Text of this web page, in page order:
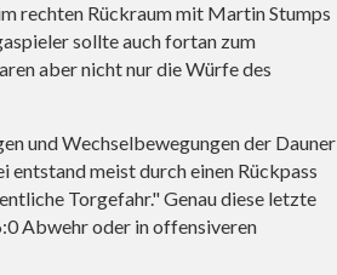
rechten Rückraum mit Martin Stumps
sollte auch fortan zum
aber nicht nur die Würfe des
und Wechselbewegungen der Dauner
meist durch einen Rückpass
Torgefahr." Genau diese letzte
Abwehr oder in offensiveren